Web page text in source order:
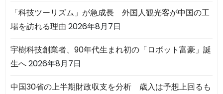
「科技ツーリズム」が急成長 外国人観光客が中国の工
場を訪れる理由 2026年8月7日
宇樹科技創業者、90年代生まれ初の「ロボット富豪」誕
生へ2026年8月7日
中国30省の上半期財政収支を分析 歳入は予想上回るも